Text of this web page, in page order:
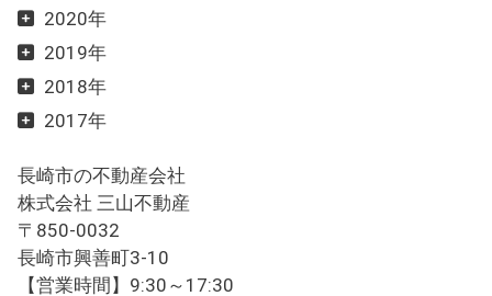
2020年
2019年
2018年
2017年
長崎市の不動産会社
株式会社 三山不動産
〒850-0032
長崎市興善町3-10
【営業時間】9:30～17:30